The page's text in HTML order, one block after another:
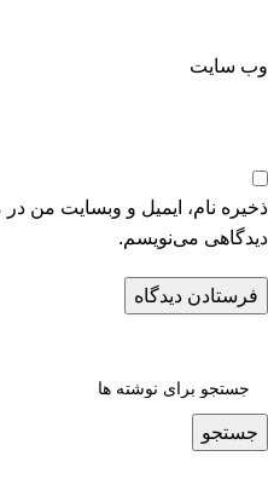
وب‌ سایت
ذخیره نام، ایمیل و وبسایت من
دیدگاهی می‌نویسم.
جستجو